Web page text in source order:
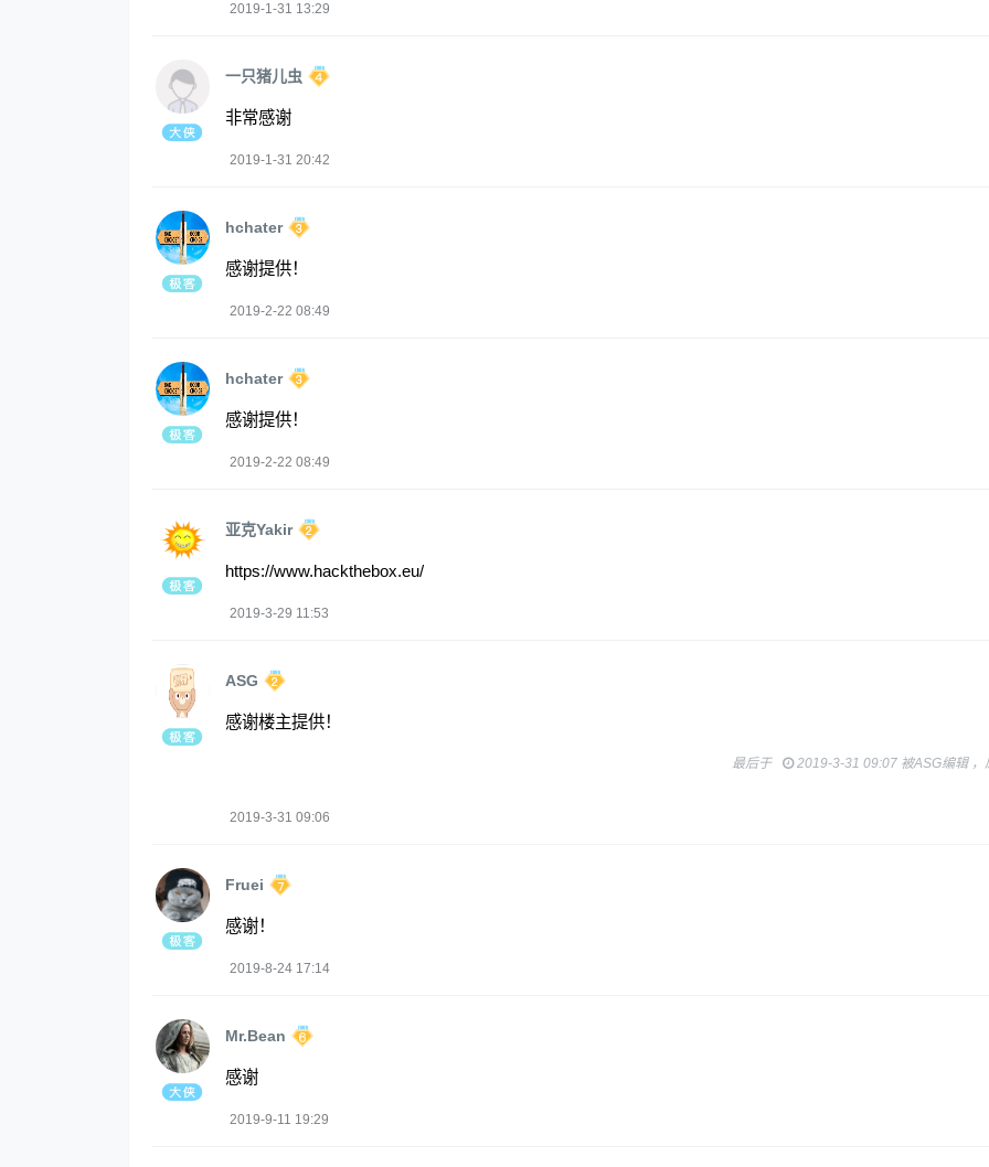
2019-1-31 13:29
一只猪儿虫
非常感谢
2019-1-31 20:42
hchater
感谢提供！
2019-2-22 08:49
hchater
感谢提供！
2019-2-22 08:49
亚克Yakir
https://www.hackthebox.eu/
2019-3-29 11:53
ASG
感谢楼主提供！
最后于 2019-3-31 09:07 被ASG编辑 ，
2019-3-31 09:06
Fruei
感谢！
2019-8-24 17:14
Mr.Bean
感谢
2019-9-11 19:29